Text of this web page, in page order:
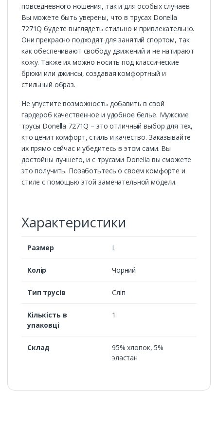
повседневного ношения, так и для особых случаев.
Вы можете быть уверены, что в трусах Donella
7271Q будете выглядеть стильно и привлекательно.
Они прекрасно подходят для занятий спортом, так
как обеспечивают свободу движений и не натирают
кожу. Также их можно носить под классические
брюки или джинсы, создавая комфортный и
стильный образ.
Не упустите возможность добавить в свой
гардероб качественное и удобное белье. Мужские
трусы Donella 7271Q – это отличный выбор для тех,
кто ценит комфорт, стиль и качество. Заказывайте
их прямо сейчас и убедитесь в этом сами. Вы
достойны лучшего, и с трусами Donella вы сможете
это получить. Позаботьтесь о своем комфорте и
стиле с помощью этой замечательной модели.
Характеристики
Размер L
Колір Чорний
Тип трусів Сліп
Кількість в
упаковці
1
Склад
95% хлопок, 5%
эластан